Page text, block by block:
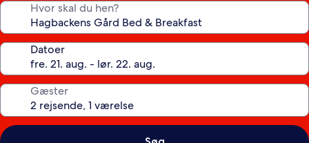
Hvor skal du hen?
Datoer
Gæster